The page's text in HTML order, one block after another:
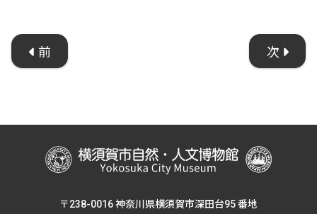
前 次
〒238-0016 神奈川県横須賀市深田台95 番地